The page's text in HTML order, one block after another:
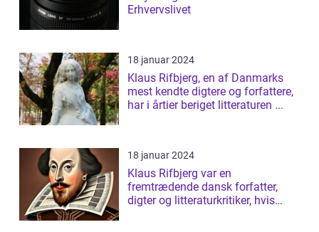
Erhvervslivet
18 januar 2024
Klaus Rifbjerg, en af Danmarks
mest kendte digtere og forfattere,
har i årtier beriget litteraturen ...
18 januar 2024
Klaus Rifbjerg var en
fremtrædende dansk forfatter,
digter og litteraturkritiker, hvis